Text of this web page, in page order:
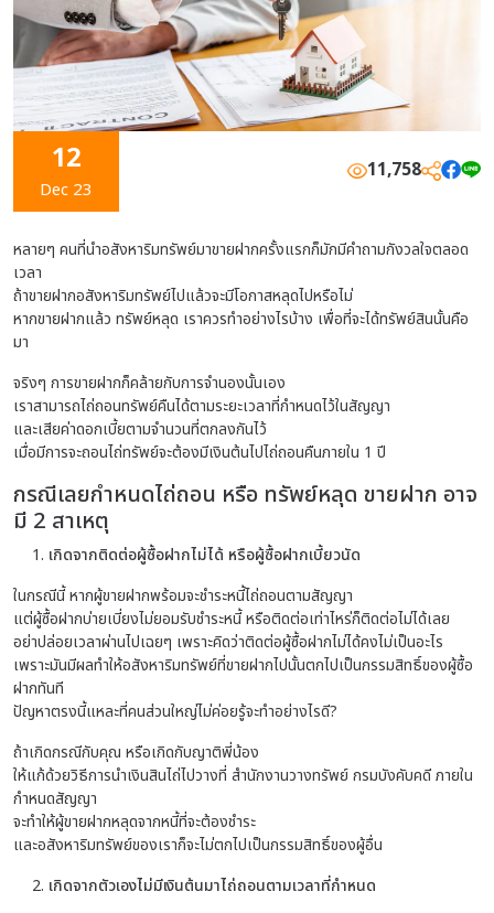
12
Dec 23
11,758
หลายๆ คนที่นำอสังหาริมทรัพย์มาขายฝากครั้งแรกก็มักมีคำถามกังวลใจตลอด
เวลา
ถ้าขายฝากอสังหาริมทรัพย์ไปแล้วจะมีโอกาสหลุดไปหรือไม่
หากขายฝากแล้ว ทรัพย์หลุด เราควรทำอย่างไรบ้าง เพื่อที่จะได้ทรัพย์สินนั้นคือ
มา
จริงๆ การขายฝากก็คล้ายกับการจำนองนั้นเอง
เราสามารถไถ่ถอนทรัพย์คืนได้ตามระยะเวลาที่กำหนดไว้ในสัญญา
และเสียค่าดอกเบี้ยตามจำนวนที่ตกลงกันไว้
เมื่อมีการจะถอนไถ่ทรัพย์จะต้องมีเงินต้นไปไถ่ถอนคืนภายใน 1 ปี
กรณีเลยกำหนดไถ่ถอน หรือ ทรัพย์หลุด ขายฝาก อาจ
มี 2 สาเหตุ
เกิดจากติดต่อผู้ซื้อฝากไม่ได้ หรือผู้ซื้อฝากเบี้ยวนัด
ในกรณีนี้ หากผู้ขายฝากพร้อมจะชำระหนี้ไถ่ถอนตามสัญญา
แต่ผู้ซื้อฝากบ่ายเบี่ยงไม่ยอมรับชำระหนี้ หรือติดต่อเท่าไหร่ก็ติดต่อไม่ได้เลย
อย่าปล่อยเวลาผ่านไปเฉยๆ เพราะคิดว่าติดต่อผู้ซื้อฝากไม่ได้คงไม่เป็นอะไร
เพราะมันมีผลทำให้อสังหาริมทรัพย์ที่ขายฝากไปนั้นตกไปเป็นกรรมสิทธิ์ของผู้ซื้อ
ฝากทันที
ปัญหาตรงนี้แหละที่คนส่วนใหญ่ไม่ค่อยรู้จะทำอย่างไรดี?
ถ้าเกิดกรณีกับคุณ หรือเกิดกับญาติพี่น้อง
ให้แก้ด้วยวิธีการนำเงินสินไถ่ไปวางที่ สำนักงานวางทรัพย์ กรมบังคับคดี ภายใน
กำหนดสัญญา
จะทำให้ผู้ขายฝากหลุดจากหนี้ที่จะต้องชำระ
และอสังหาริมทรัพย์ของเราก็จะไม่ตกไปเป็นกรรมสิทธิ์ของผู้อื่น
เกิดจากตัวเองไม่มีเงินต้นมาไถ่ถอนตามเวลาที่กำหนด